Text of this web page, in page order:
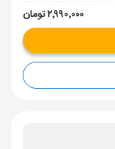
۲٬۹۹۰٬۰۰۰ تومان